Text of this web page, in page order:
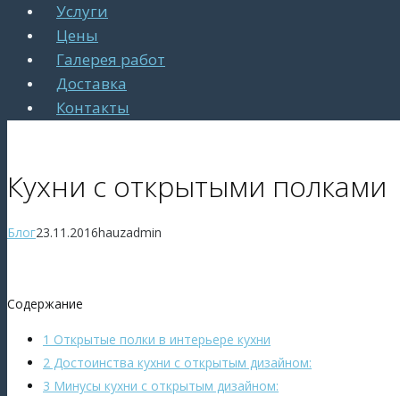
Услуги
Цены
Галерея работ
Доставка
Контакты
Кухни с открытыми полками
Блог23.11.2016hauzadmin
Содержание
1 Открытые полки в интерьере кухни
2 Достоинства кухни с открытым дизайном:
3 Минусы кухни с открытым дизайном: